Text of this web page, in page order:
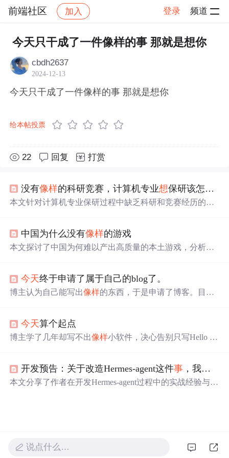
前端社区 加入 登录 频道
社区 前端社区 感慨 帖子详情
今天只干成了一件像样的事 那就是想你
cbdh2637
2024-12-13
今天只干成了一件像样的事 那就是想你
给本帖投票
22 回复 打赏
没有像样的科研竞赛，计算机专业想保研该怎么办?
本文针对计算机专业保研过程中缺乏科研和竞赛经历的问
识的深入理解；再者，详述编程项目经验，体现编程能
力；然后，利用剩余时间参与科研和竞赛，增加经历；此
功上岸心仪院校。
中国为什么没有像样的游戏
本文探讨了中国为何难以产出高质量的本土游戏，分析了
今天终于申请了属于自己的blog了。
博主认为自己能写出像样的东西，于是申请了博客。目前
今天算个起点
博主学了几年却写不出像样小软件，决心告别只写Hello W
开发预告：关于改造Hermes-agent这件事 ，我想
本文分享了作者在开发Hermes-agent过程中的实战经验与深
洞见在于：当AI能完成90%编码工作后，开发者的核心价
说点什么…